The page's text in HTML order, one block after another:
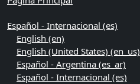
Español - Internacional ‎(es)‎
English ‎(en)‎
English (United States) ‎(en_us)‎
Español - Argentina ‎(es_ar)‎
Español - Internacional ‎(es)‎